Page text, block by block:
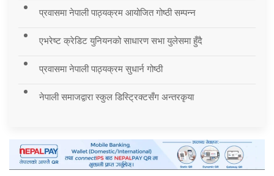
प्रवासमा नेपाली पाठ्यक्रम आयोजित गोष्ठी सम्पन्न
एभरेष्ट क्रेडिट युनियनको साधारण सभा युलेसमा हुँदै
प्रवासमा नेपाली पाठ्यक्रम सुधार्न गोष्ठी
नेपाली समाजद्वारा स्कुल डिस्ट्रिक्टसँग अन्तरकृया